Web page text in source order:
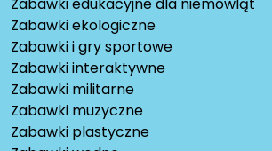
Zabawki ekologiczne
Zabawki i gry sportowe
Zabawki interaktywne
Zabawki militarne
Zabawki muzyczne
Zabawki plastyczne